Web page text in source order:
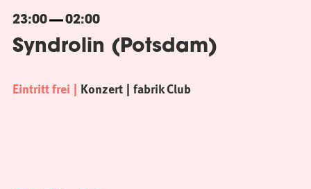
23:00 02:00
Syndrolin (Potsdam)
Eintritt frei Konzert fabrik Club